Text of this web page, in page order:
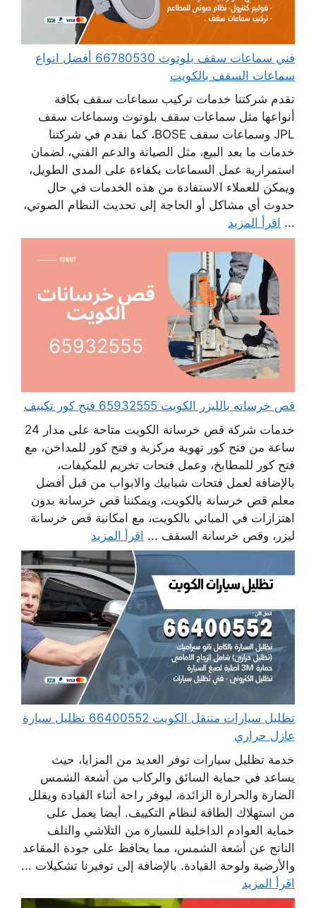
فني سماعات سقف بلوتوث 66780530 أفضل انواع
سماعات السقف بالكويت
تقدم شركتنا خدمات تركيب سماعات سقف بكافة
أنواعها مثل سماعات سقف بلوتوث وسماعات سقف
JPL وسماعات سقف BOSE، كما نقدم في شركتنا
خدمات ما بعد البيع، مثل الصيانة والدعم الفني، لضمان
استمرارية عمل السماعات بكفاءة على المدى الطويل،
ويمكن للعملاء الاستفادة من هذه الخدمات في حال
حدوث أي مشاكل أو الحاجة إلى تحديث النظام الصوتي،
... اقرأ المزيد
قص خرسانه بالليزر الكويت 65932555 فتح كور تكييف
خدمات شركة قص خرسانة الكويت متاحة على مدار 24
ساعة من فتح كور تهوية مركزية و فتح كور للمداخن، مع
فتح كور للمطابخ، وعمل فتحات تخريم للمكيفات،
بالإضافة لعمل فتحات شبابيك والابواب من قبل أفضل
معلم قص خرسانة بالكويت، ويمكننا قص خرسانة بدون
اهتزازات في المباني بالكويت، مع امكانية قص خرسانة
ليزر، وقص خرسانة السقف ... اقرأ المزيد
تظليل سيارات متنقل الكويت 66400552 تظليل سيارة
عازل حراري
خدمة تظليل سيارات توفر العديد من المزايا، حيث
يساعد في حماية السائق والركاب من أشعة الشمس
الضارة والحرارة الزائدة، ليوفر راحة أثناء القيادة ويقلل
من استهلاك الطاقة لنظام التكييف. أيضا يعمل على
حماية العوادم الداخلية للسيارة من التلاشي والتلف
الناتج عن أشعة الشمس، مما يحافظ على جودة المقاعد
والأرضية ولوحة القيادة. بالإضافة إلى توفيرنا تشكيلات ...
اقرأ المزيد